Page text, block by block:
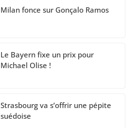
Milan fonce sur Gonçalo Ramos
Le Bayern fixe un prix pour
Michael Olise !
Strasbourg va s’offrir une pépite
suédoise